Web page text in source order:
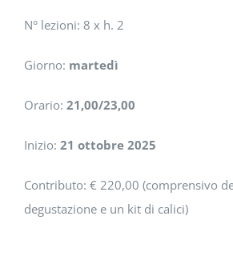
N° lezioni: 8 x h. 2
Giorno: martedì
Orario: 21,00/23,00
Inizio: 21 ottobre 2025
Contributo: € 220,00 (comprensivo
degustazione e un kit di calici)